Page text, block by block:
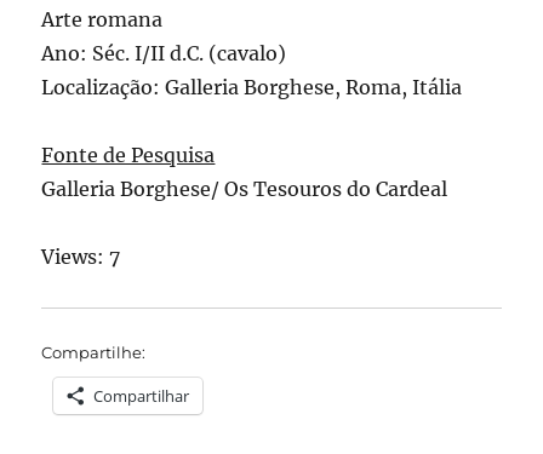
Arte romana
Ano: Séc. I/II d.C. (cavalo)
Localização: Galleria Borghese, Roma, Itália
Fonte de Pesquisa
Galleria Borghese/ Os Tesouros do Cardeal
Views: 7
Compartilhe:
Compartilhar